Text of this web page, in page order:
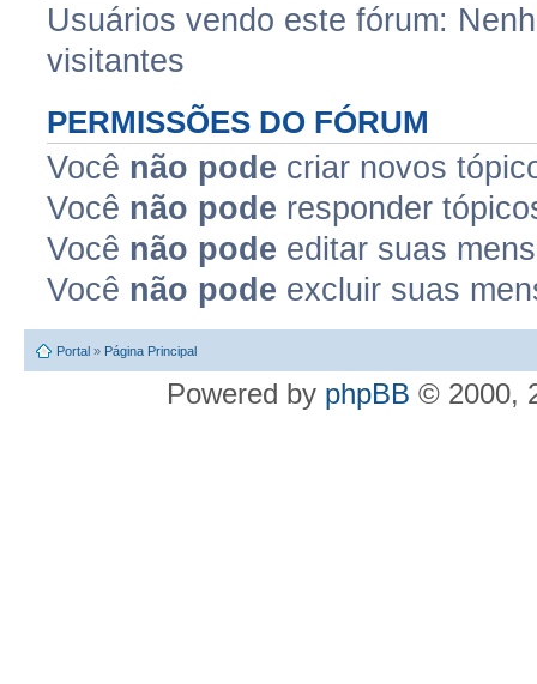
Usuários vendo este fórum:
visitantes
PERMISSÕES DO FÓRUM
Você não pode criar novos
Você não pode responder
Você não pode editar suas
Você não pode excluir suas
Portal » Página Principal
Powered by phpBB © 2000,